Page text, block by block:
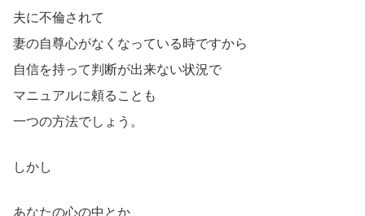
夫に不倫されて
妻の自尊心がなくなっている時ですから
自信を持って判断が出来ない状況で
マニュアルに頼ることも
一つの方法でしょう。
しかし
あなたの心の中とか